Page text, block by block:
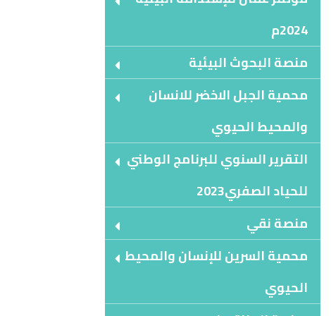
2024م
منصة البحوث البيئية
محمية الجبل الاخضر للانسان
والمحيط الحيوي
التقرير السنوي للبرنامج الوطني
للحياد الصفري2023
منصة نقي
محمية السرين للإنسان والمحيط
الحيوي